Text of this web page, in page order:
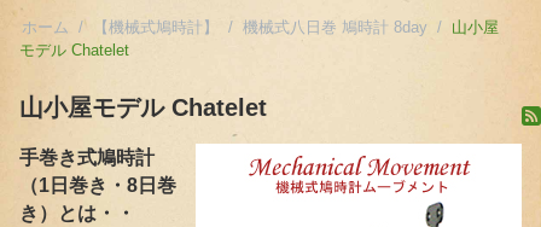
ホーム / 【機械式鳩時計】 / 機械式八日巻 鳩時計 8day / 山小屋
モデル Chatelet
山小屋モデル Chatelet
手巻き式鳩時計
（1日巻き・8日巻
き）とは・・